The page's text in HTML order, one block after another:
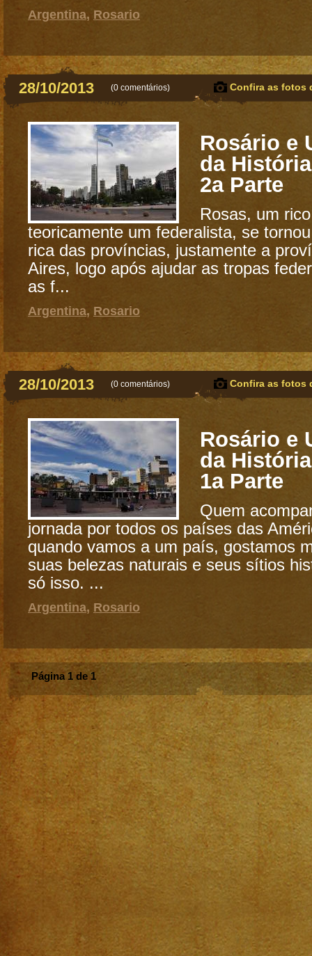
Argentina, Rosario
28/10/2013 (0 comentários) Confira as fotos
Rosário e
da
2a Parte
Rosas, um
teoricamente um federalista, se
rica das províncias, justamente a
Aires, logo após ajudar as tropas
as f...
Argentina, Rosario
28/10/2013 (0 comentários) Confira as fotos
Rosário e
da
1a Parte
Quem
jornada por todos os países das
quando vamos a um país, gostamos
suas belezas naturais e seus sítios
só isso. ...
Argentina, Rosario
Página 1 de 1